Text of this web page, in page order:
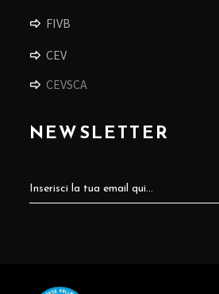
FIVB
CEV
CEVSCA
NEWSLETTER